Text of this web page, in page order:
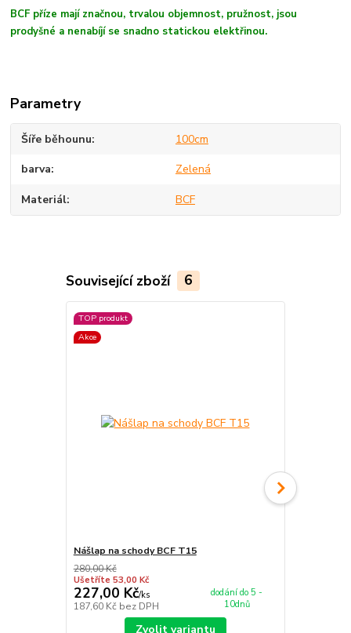
BCF příze mají značnou, trvalou objemnost, pružnost, jsou
prodyšné a nenabíjí se snadno statickou elektřinou.
Parametry
Šíře běhounu 100cm
barva Zelená
Materiál BCF
Související zboží 6
TOP produkt
Akce
Nášlap na schody BCF T15
280,00 Kč
Ušetříte 53,00 Kč
227,00 Kč/ks
187,60 Kč bez DPH
dodání do 5 -
10dnů
Zvolit variantu